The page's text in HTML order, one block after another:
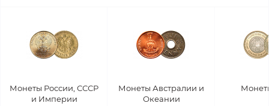
Монеты России, СССР
и Империи
Монеты Австралии и
Океании